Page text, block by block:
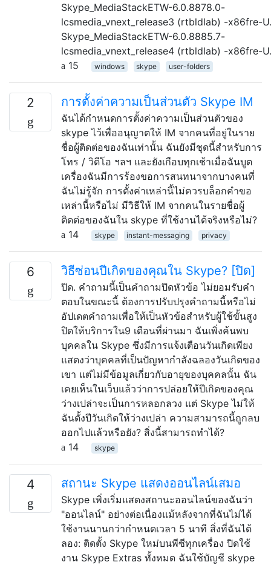
Skype_MediaStackETW-6.0.8878.0-
lcsmedia_vnext_release3 (rtbldlab) -x86fre-
Skype_MediaStackETW-6.0.8885.7-
lcsmedia_vnext_release4 (rtbldlab) -x86fre-
15
windows skype user-folders
2 การตั้งค่าความเป็นส่วนตัว Skype IM
ฉันได้กำหนดการตั้งค่าความเป็นส่วนตัวของ
skype ไว้เพื่ออนุญาตให้ IM จากคนที่อยู่ในราย
ชื่อผู้ติดต่อของฉันเท่านั้น ฉันยังมีชุดนี้สำหรับการ
โทร / วิดีโอ ฯลฯ และยังเกือบทุกเช้าเมื่อฉันบูต
เครื่องฉันมีการร้องขอการสนทนาจากบางคนที่
ฉันไม่รู้จัก การตั้งค่าเหล่านี้ไม่ควรบล็อกคำขอ
เหล่านี้หรือไม่ มีวิธีให้ IM จากคนในรายชื่อผู้
ติดต่อของฉันใน skype ที่ใช้งานได้จริงหรือไม่?
14
skype instant-messaging privacy
6 วิธีซ่อนปีเกิดของคุณใน Skype? [ปิด]
ปิด. คำถามนี้เป็นคำถามปิดหัวข้อ ไม่ยอมรับคำ
ตอบในขณะนี้ ต้องการปรับปรุงคำถามนี้หรือไม่
อัปเดตคำถามเพื่อให้เป็นหัวข้อสำหรับผู้ใช้ขั้นสูง
ปิดให้บริการใน9 เดือนที่ผ่านมา ฉันเพิ่งค้นพบ
บุคคลใน Skype ซึ่งมีการแจ้งเตือนวันเกิดเพียง
แสดงว่าบุคคลที่เป็นปัญหากำลังฉลองวันเกิดของ
เขา แต่ไม่มีข้อมูลเกี่ยวกับอายุของบุคคลนั้น ฉัน
เคยเห็นในเว็บแล้วว่าการปล่อยให้ปีเกิดของคุณ
ว่างเปล่าจะเป็นการหลอกลวง แต่ Skype ไม่ให้
ฉันตั้งปีวันเกิดให้ว่างเปล่า ความสามารถนี้ถูกลบ
ออกไปแล้วหรือยัง? สิ่งนี้สามารถทำได้?
14
skype
4 สถานะ Skype แสดงออนไลน์เสมอ
Skype เพิ่งเริ่มแสดงสถานะออนไลน์ของฉันว่า
"ออนไลน์" อย่างต่อเนื่องแม้หลังจากที่ฉันไม่ได้
ใช้งานนานกว่ากำหนดเวลา 5 นาที สิ่งที่ฉันได้
ลอง: ติดตั้ง Skype ใหม่บนพีซีทุกเครื่อง ปิดใช้
งาน Skype Extras ทั้งหมด ฉันใช้บัญชี skype